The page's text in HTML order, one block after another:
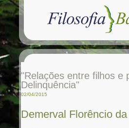
"Relações entre filhos e
Delinquência"
02/04/2015
Demerval Florêncio